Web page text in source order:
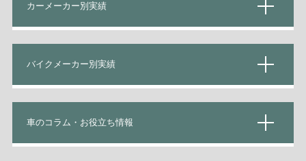
カーメーカー別実績
バイクメーカー別実績
車のコラム・お役立ち情報